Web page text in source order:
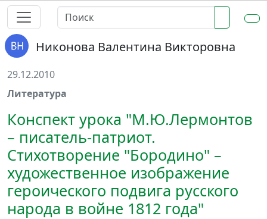
Никонова Валентина Викторовна
29.12.2010
Литература
Конспект урока "М.Ю.Лермонтов
– писатель-патриот.
Стихотворение "Бородино" –
художественное изображение
героического подвига русского
народа в войне 1812 года"